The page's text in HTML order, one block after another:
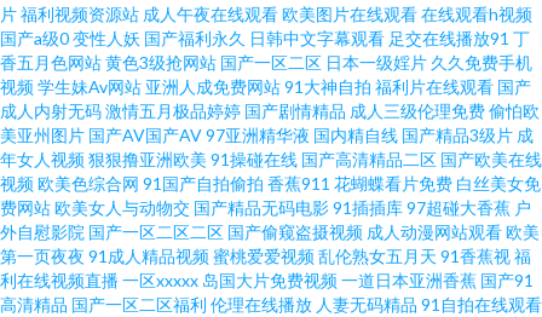
日韩三级黄 人妻精品中文 海角AV在线观看入口 99私拍自拍视频 亚洲日本视
频 人人操妻人人爽 精品色综合 插插插综合激情Av 做暧视频短片 婷婷久久 人
妻无码2026 国产精嫖妓在线观看 俺来也成人网 中文字幕二区 日韩首页 久久
男人青青草 超碰ssssss 91草视频 视频一区国产 日本东方Aa在线 久草色撸撸
尹人33 www撸了又撸日夜夜c0m 中文在线观看 日本人妖bbw 日本色性 人人
片福利视频资源站 成人午夜在线观看欧美图片在线观看在线观看h视频
国产a级0变性人妖 国产福利永久 日韩中文字幕观看 足交在线播放91 丁
香五月色网站黄色3级抢网站 国产一区二区 日本一级婬片 久久免费手机
视频学生妹Av网站 亚洲人成免费网站91大神自拍 福利片在线观看 国产
成人内射无码激情五月极品婷婷 国产剧情精品 成人三级伦理免费偷怕欧
美亚州图片 国产AV国产AV97亚洲精华液 国内精自线 国产精品3级片 成
年女人视频狠狠撸亚洲欧美 91操碰在线 国产高清精品二区 国产欧美在线
视频欧美色综合网 91国产自拍偷拍 香蕉911 花蝴蝶看片免费 白丝美女免
费网站欧美女人与动物交 国产精品无码电影91插插库97超碰大香蕉 户
外自慰影院 国产一区二区二区 国产偷窥盗摄视频 成人动漫网站观看欧美
第一页夜夜 91成人精品视频蜜桃爱爱视频乱伦熟女五月天 91香蕉视福
利在线视频直播一区xxxxx 岛国大片免费视频一道日本亚洲香蕉 国产91
高清精品 国产一区二区福利 伦理在线播放 人妻无码精品 91自拍在线观看